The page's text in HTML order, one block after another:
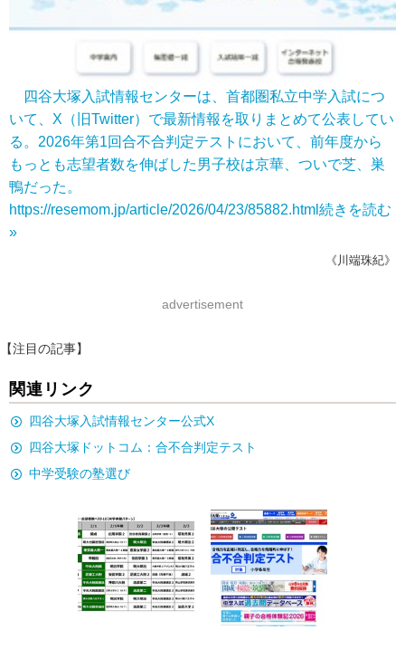
四谷大塚入試情報センターは、首都圏私立中学入試につ
いて、X（旧Twitter）で最新情報を取りまとめて公表してい
る。2026年第1回合不合判定テストにおいて、前年度から
もっとも志望者数を伸ばした男子校は京華、ついで芝、巣
鴨だった。
https://resemom.jp/article/2026/04/23/85882.html 続きを読む
»
《川端珠紀》
advertisement
【注目の記事】
関連リンク
四谷大塚入試情報センター公式X
四谷大塚ドットコム：合不合判定テスト
中学受験の塾選び